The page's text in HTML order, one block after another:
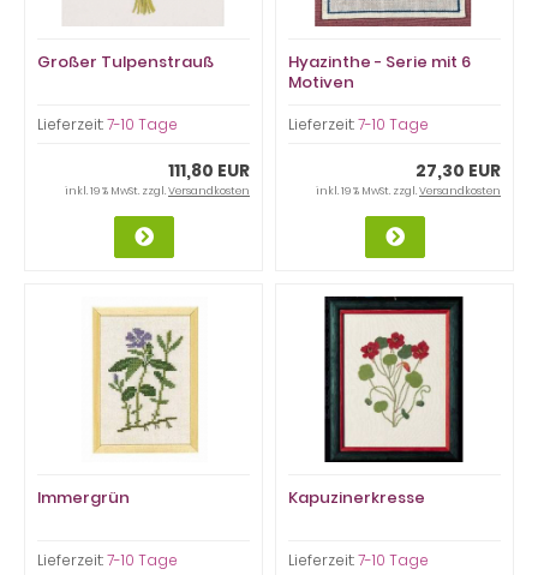
Großer Tulpenstrauß
Lieferzeit:7-10 Tage
111,80 EUR
inkl. 19 % MwSt. zzgl.Versandkosten
Hyazinthe - Serie mit 6
Motiven
Lieferzeit:7-10 Tage
27,30 EUR
inkl. 19 % MwSt. zzgl.Versandkosten
Immergrün
Lieferzeit:7-10 Tage
Kapuzinerkresse
Lieferzeit:7-10 Tage